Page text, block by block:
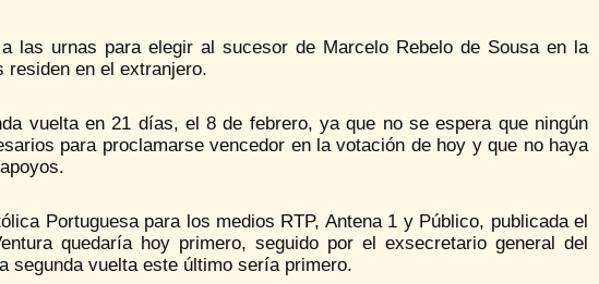
las urnas para elegir al sucesor de Marcelo Rebelo de Sousa en la
residen en el extranjero.
vuelta en 21 días, el 8 de febrero, ya que no se espera que ningún
para proclamarse vencedor en la votación de hoy y que no haya
Portuguesa para los medios RTP, Antena 1 y Público, publicada el
quedaría hoy primero, seguido por el exsecretario general del
segunda vuelta este último sería primero.